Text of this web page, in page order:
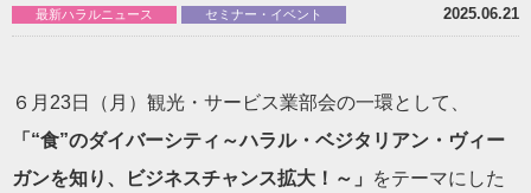
2025.06.21
最新ハラルニュース セミナー・イベント
６月23日（月）観光・サービス業部会の一環として、
「“食”のダイバーシティ～ハラル・ベジタリアン・ヴィー
ガンを知り、 ビジネスチャンス拡大！～」
をテーマにした